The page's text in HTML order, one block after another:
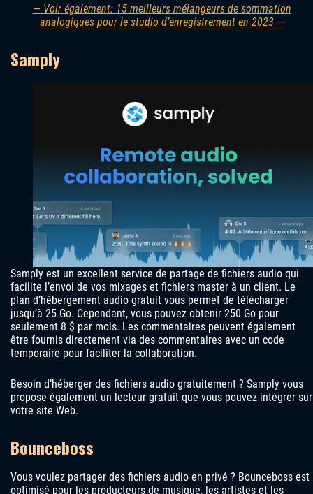
— Voir également: 15 meilleurs mélangeurs de sommation
analogiques pour le studio d’enregistrement en 2023 —
Samply
Samply est un excellent service de partage de fichiers audio qui
facilite l’envoi de vos mixages et fichiers master à un client. Le
plan d’hébergement audio gratuit vous permet de télécharger
jusqu’à 25 Go. Cependant, vous pouvez obtenir 250 Go pour
seulement 8 $ par mois. Les commentaires peuvent également
être fournis directement via des commentaires avec un code
temporaire pour faciliter la collaboration.
Besoin d’héberger des fichiers audio gratuitement ? Samply vous
propose également un lecteur gratuit que vous pouvez intégrer sur
votre site Web.
Bounceboss
Vous voulez partager des fichiers audio en privé ? Bounceboss est
optimisé pour les producteurs de musique, les artistes et les